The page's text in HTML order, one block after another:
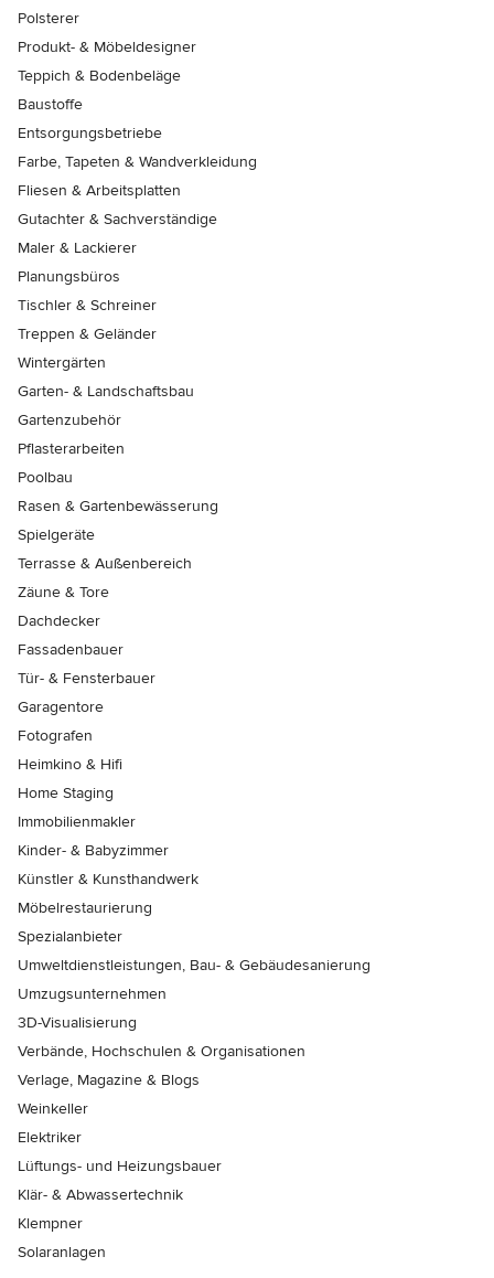
Polsterer
Produkt- & Möbeldesigner
Teppich & Bodenbeläge
Baustoffe
Entsorgungsbetriebe
Farbe, Tapeten & Wandverkleidung
Fliesen & Arbeitsplatten
Gutachter & Sachverständige
Maler & Lackierer
Planungsbüros
Tischler & Schreiner
Treppen & Geländer
Wintergärten
Garten- & Landschaftsbau
Gartenzubehör
Pflasterarbeiten
Poolbau
Rasen & Gartenbewässerung
Spielgeräte
Terrasse & Außenbereich
Zäune & Tore
Dachdecker
Fassadenbauer
Tür- & Fensterbauer
Garagentore
Fotografen
Heimkino & Hifi
Home Staging
Immobilienmakler
Kinder- & Babyzimmer
Künstler & Kunsthandwerk
Möbelrestaurierung
Spezialanbieter
Umweltdienstleistungen, Bau- & Gebäudesanierung
Umzugsunternehmen
3D-Visualisierung
Verbände, Hochschulen & Organisationen
Verlage, Magazine & Blogs
Weinkeller
Elektriker
Lüftungs- und Heizungsbauer
Klär- & Abwassertechnik
Klempner
Solaranlagen